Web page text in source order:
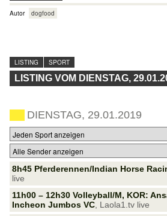
Autor dogfood
LISTING SPORT
LISTING VOM DIENSTAG,
DIENSTAG, 29.01.2019
8h45 Pferderennen/Indian Horse
live
11h00 – 12h30 Volleyball/M, KOR:
Incheon Jumbos VC , Laola1.tv live